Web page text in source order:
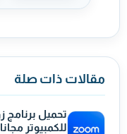
مقالات ذات صلة
للكمبيوتر مجانا